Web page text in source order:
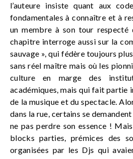
l’auteure insiste quant aux
fondamentales à connaître et à
un membre à son tour respecté
chapitre interroge aussi sur la
sauvage », qui fédère toujours
sans réel maître mais où les
culture en marge des
académiques, mais qui fait partie
de la musique et du spectacle.
dans la rue, certains se
ne pas perdre son essence !
blocks parties, prémices des
organisées par les Djs qui